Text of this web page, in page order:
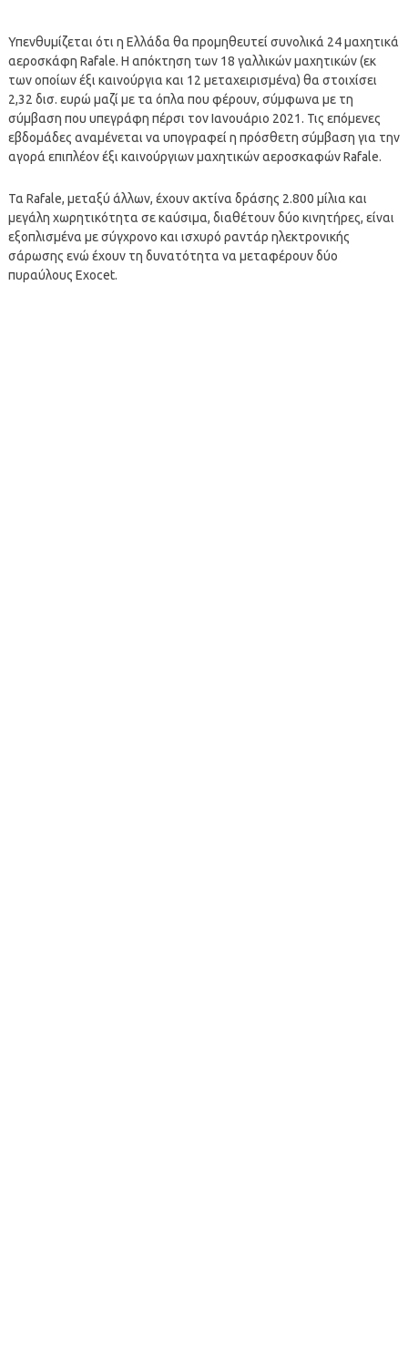
Υπενθυμίζεται ότι η Ελλάδα θα προμηθευτεί συνολικά 24 μαχητικά
αεροσκάφη Rafale. Η απόκτηση των 18 γαλλικών μαχητικών (εκ
των οποίων έξι καινούργια και 12 μεταχειρισμένα) θα στοιχίσει
2,32 δισ. ευρώ μαζί με τα όπλα που φέρουν, σύμφωνα με τη
σύμβαση που υπεγράφη πέρσι τον Ιανουάριο 2021. Τις επόμενες
εβδομάδες αναμένεται να υπογραφεί η πρόσθετη σύμβαση για την
αγορά επιπλέον έξι καινούργιων μαχητικών αεροσκαφών Rafale.
Τα Rafale, μεταξύ άλλων, έχουν ακτίνα δράσης 2.800 μίλια και
μεγάλη χωρητικότητα σε καύσιμα, διαθέτουν δύο κινητήρες, είναι
εξοπλισμένα με σύγχρονο και ισχυρό ραντάρ ηλεκτρονικής
σάρωσης ενώ έχουν τη δυνατότητα να μεταφέρουν δύο
πυραύλους Exocet.